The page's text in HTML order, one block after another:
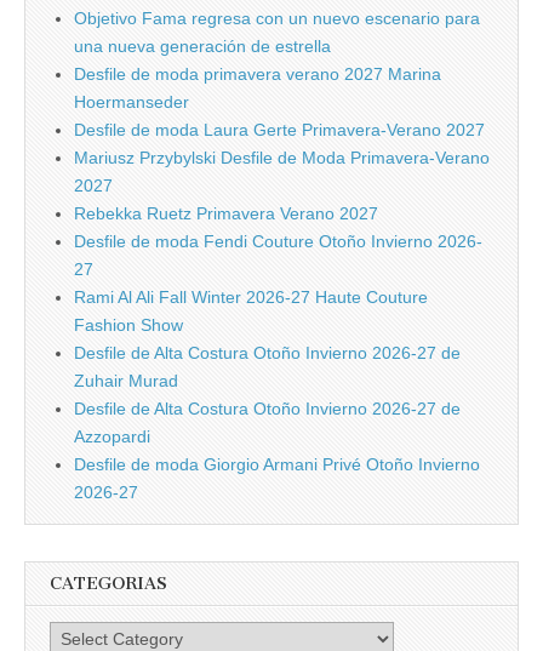
Objetivo Fama regresa con un nuevo escenario para
una nueva generación de estrella
Desfile de moda primavera verano 2027 Marina
Hoermanseder
Desfile de moda Laura Gerte Primavera-Verano 2027
Mariusz Przybylski Desfile de Moda Primavera-Verano
2027
Rebekka Ruetz Primavera Verano 2027
Desfile de moda Fendi Couture Otoño Invierno 2026-
27
Rami Al Ali Fall Winter 2026-27 Haute Couture
Fashion Show
Desfile de Alta Costura Otoño Invierno 2026-27 de
Zuhair Murad
Desfile de Alta Costura Otoño Invierno 2026-27 de
Azzopardi
Desfile de moda Giorgio Armani Privé Otoño Invierno
2026-27
CATEGORIAS
Categorias